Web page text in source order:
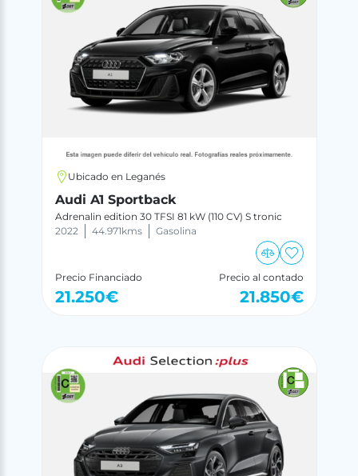
Ubicado en Leganés
Audi A1 Sportback
Adrenalin edition 30 TFSI 81 kW (110 CV) S tronic
2022
44.971kms Gasolina
Precio Financiado
21.250€
Precio al contado
21.850€